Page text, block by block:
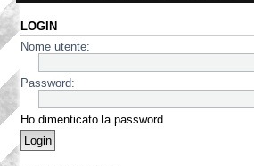
LOGIN
Nome utente:
Password:
Ho dimenticato la password